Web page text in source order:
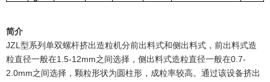
简介
JZL型系列单双螺杆挤出造粒机分前出料式和侧出料式，前出料式造
粒直径一般在1.5-12mm之间选择，侧出料式造粒直径一般在0.7-
2.0mm之间选择，颗粒形状为圆柱形，成粒率较高。通过该设备挤出